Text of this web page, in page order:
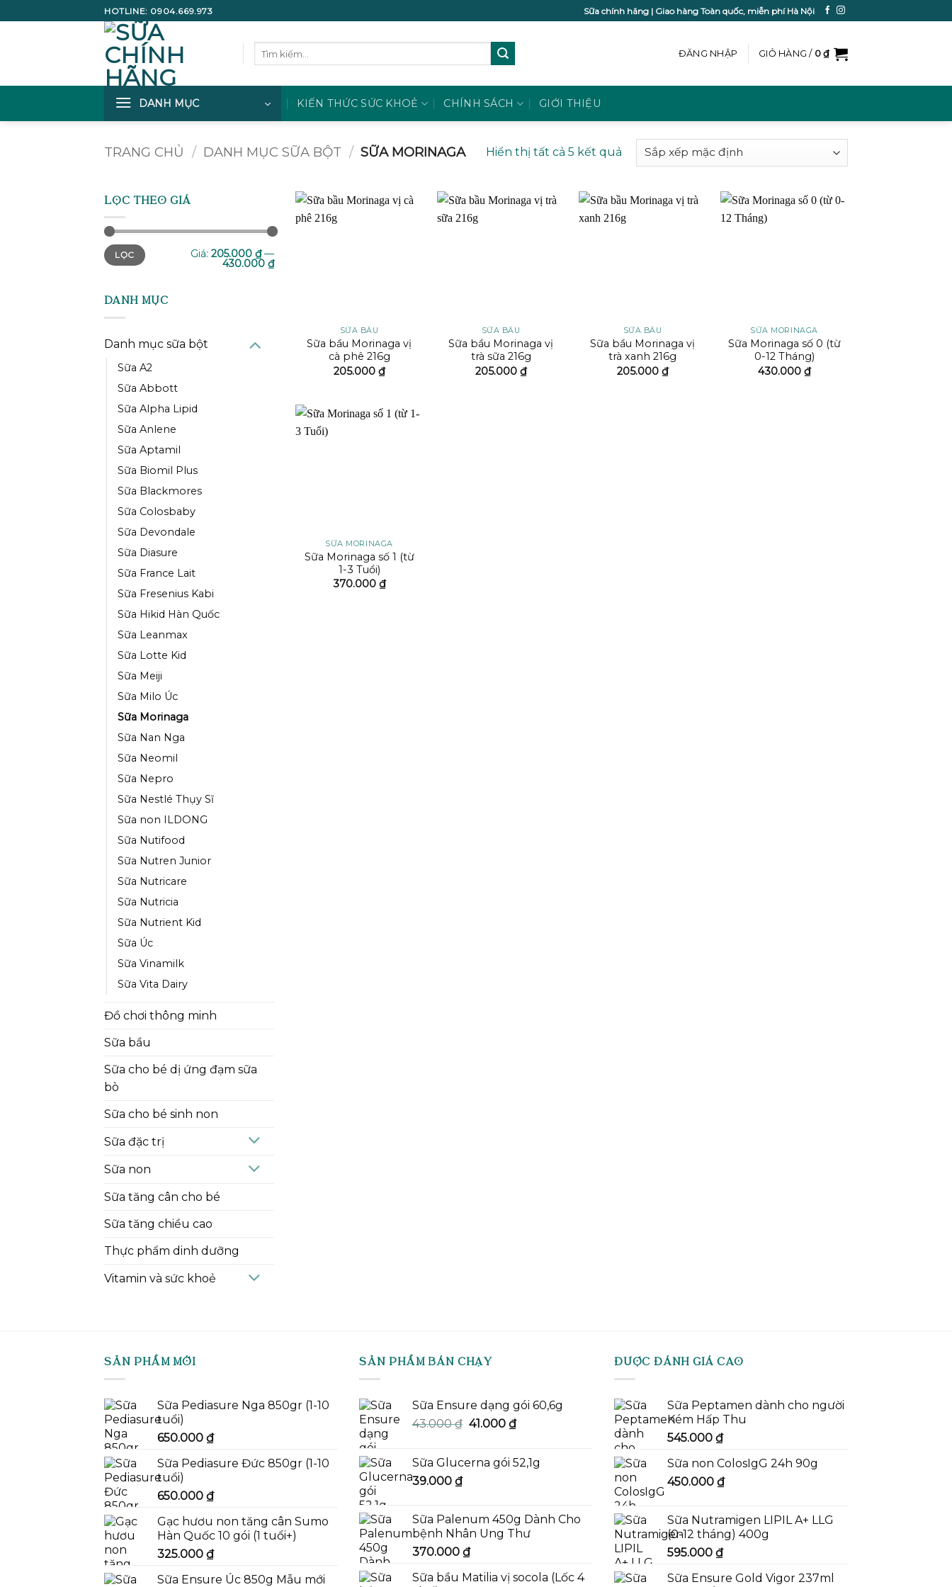
qua
HOTLINE: 0904.669.973 Sữa chính hãng | Giao hàng Toàn quốc, miễn phí Hà Nội
ĐĂNG NHẬP GIỎ HÀNG / 0₫
DANH MỤC KIẾN THỨC SỨC KHOẺ CHÍNH SÁCH GIỚI THIỆU
TRANG CHỦ / DANH MỤC SỮA BỘT / SỮA MORINAGA Hiển thị tất cả 5 kết quả
LỌC THEO GIÁ
Giá
tối
thiểu
Giá
tối
đa
LỌC Giá: 205.000 ₫—
430.000 ₫
DANH MỤC
Danh mục sữa bột
Sữa A2
Sữa Abbott
Sữa Alpha Lipid
Sữa Anlene
Sữa Aptamil
Sữa Biomil Plus
Sữa Blackmores
Sữa Colosbaby
Sữa Devondale
Sữa Diasure
Sữa France Lait
Sữa Fresenius Kabi
Sữa Hikid Hàn Quốc
Sữa Leanmax
Sữa Lotte Kid
Sữa Meiji
Sữa Milo Úc
Sữa Morinaga
Sữa Nan Nga
Sữa Neomil
Sữa Nepro
Sữa Nestlé Thụy Sĩ
Sữa non ILDONG
Sữa Nutifood
Sữa Nutren Junior
Sữa Nutricare
Sữa Nutricia
Sữa Nutrient Kid
Sữa Úc
Sữa Vinamilk
Sữa Vita Dairy
Đồ chơi thông minh
Sữa bầu
Sữa cho bé dị ứng đạm sữa
bò
Sữa cho bé sinh non
Sữa đặc trị
Sữa non
Sữa tăng cân cho bé
Sữa tăng chiều cao
Thực phẩm dinh dưỡng
Vitamin và sức khoẻ
SỮA BẦU
Sữa bầu Morinaga vị
cà phê 216g
205.000 ₫
SỮA BẦU
Sữa bầu Morinaga vị
trà sữa 216g
205.000 ₫
SỮA BẦU
Sữa bầu Morinaga vị
trà xanh 216g
205.000 ₫
SỮA MORINAGA
Sữa Morinaga số 0 (từ
0-12 Tháng)
430.000 ₫
SỮA MORINAGA
Sữa Morinaga số 1 (từ
1-3 Tuổi)
370.000 ₫
SẢN PHẨM MỚI
Sữa Pediasure Nga 850gr (1-10
tuổi)
650.000 ₫
Sữa Pediasure Đức 850gr (1-10
tuổi)
650.000 ₫
Gạc hươu non tăng cân Sumo
Hàn Quốc 10 gói (1 tuổi+)
325.000 ₫
Sữa Ensure Úc 850g Mẫu mới
SẢN PHẨM BÁN CHẠY
Sữa Ensure dạng gói 60,6g
43.000₫ Giá
43.000 ₫.
41.000 ₫Giá
là:
Sữa Glucerna gói 52,1g
39.000 ₫
Sữa Palenum 450g Dành Cho
bệnh Nhân Ung Thư
370.000 ₫
Sữa bầu Matilia vị socola (Lốc 4
ĐƯỢC ĐÁNH GIÁ CAO
Sữa Peptamen dành cho người
Kém Hấp Thu
545.000 ₫
Sữa non ColosIgG 24h 90g
450.000 ₫
Sữa Nutramigen LIPIL A+ LLG
(0-12 tháng) 400g
595.000 ₫
Sữa Ensure Gold Vigor 237ml